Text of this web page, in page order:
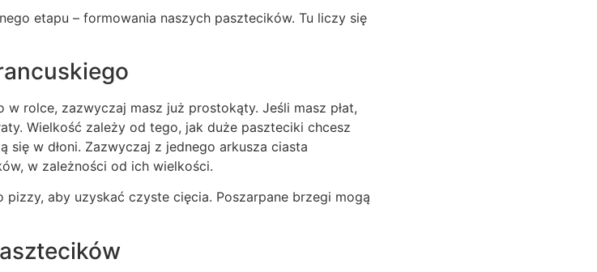
etapu – formowania naszych pasztecików. Tu liczy się
rolce, zazwyczaj masz już prostokąty. Jeśli masz płat,
Wielkość zależy od tego, jak duże paszteciki chcesz
się w dłoni. Zazwyczaj z jednego arkusza ciasta
w zależności od ich wielkości.
pizzy, aby uzyskać czyste cięcia. Poszarpane brzegi mogą